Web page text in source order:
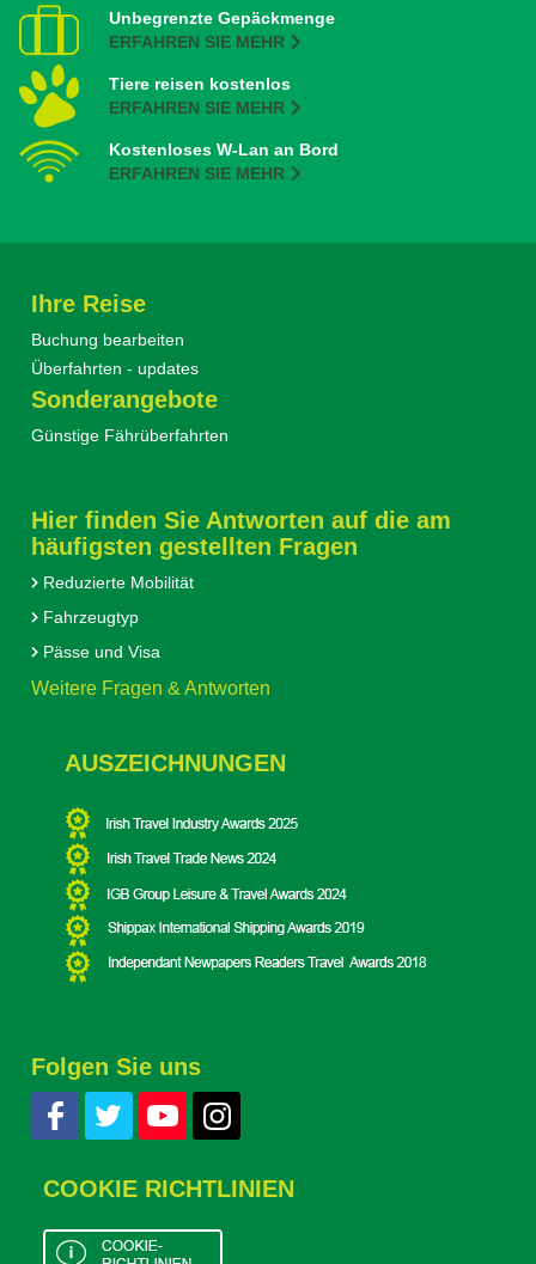
Unbegrenzte Gepäckmenge
ERFAHREN SIE MEHR
Tiere reisen kostenlos
ERFAHREN SIE MEHR
Kostenloses W-Lan an Bord
ERFAHREN SIE MEHR
Ihre Reise
Buchung bearbeiten
Überfahrten - updates
Sonderangebote
Günstige Fährüberfahrten
Hier finden Sie Antworten auf die am
häufigsten gestellten Fragen
Reduzierte Mobilität
Fahrzeugtyp
Pässe und Visa
Weitere Fragen & Antworten
AUSZEICHNUNGEN
Folgen Sie uns
COOKIE RICHTLINIEN